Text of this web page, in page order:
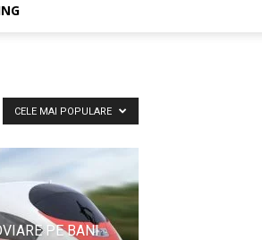
CELE MAI POPULARE
PE BANI